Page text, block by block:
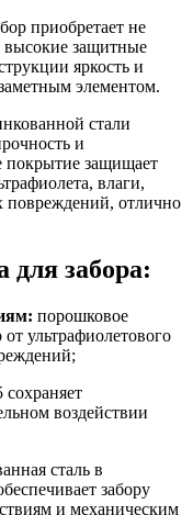
приобретает не
защитные
яркость и
элементом.
стали
и
покрытие защищает
влаги,
повреждений, отлично
забора:
порошковое
ультрафиолетового
воздействии
сталь в
забору
и механическим